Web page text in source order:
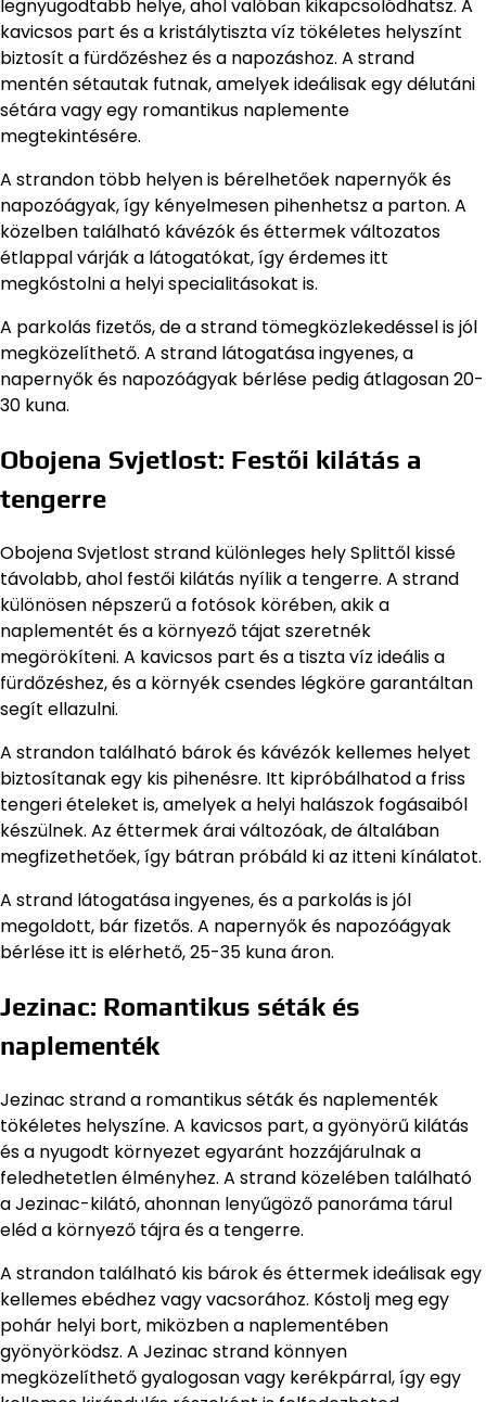
legnyugodtabb helye, ahol valóban kikapcsolódhatsz. A
kavicsos part és a kristálytiszta víz tökéletes helyszínt
biztosít a fürdőzéshez és a napozáshoz. A strand
mentén sétautak futnak, amelyek ideálisak egy délutáni
sétára vagy egy romantikus naplemente
megtekintésére.
A strandon több helyen is bérelhetőek napernyők és
napozóágyak, így kényelmesen pihenhetsz a parton. A
közelben található kávézók és éttermek változatos
étlappal várják a látogatókat, így érdemes itt
megkóstolni a helyi specialitásokat is.
A parkolás fizetős, de a strand tömegközlekedéssel is jól
megközelíthető. A strand látogatása ingyenes, a
napernyők és napozóágyak bérlése pedig átlagosan 20-
30 kuna.
Obojena Svjetlost: Festői kilátás a
tengerre
Obojena Svjetlost strand különleges hely Splittől kissé
távolabb, ahol festői kilátás nyílik a tengerre. A strand
különösen népszerű a fotósok körében, akik a
naplementét és a környező tájat szeretnék
megörökíteni. A kavicsos part és a tiszta víz ideális a
fürdőzéshez, és a környék csendes légköre garantáltan
segít ellazulni.
A strandon található bárok és kávézók kellemes helyet
biztosítanak egy kis pihenésre. Itt kipróbálhatod a friss
tengeri ételeket is, amelyek a helyi halászok fogásaiból
készülnek. Az éttermek árai változóak, de általában
megfizethetőek, így bátran próbáld ki az itteni kínálatot.
A strand látogatása ingyenes, és a parkolás is jól
megoldott, bár fizetős. A napernyők és napozóágyak
bérlése itt is elérhető, 25-35 kuna áron.
Jezinac: Romantikus séták és
naplementék
Jezinac strand a romantikus séták és naplementék
tökéletes helyszíne. A kavicsos part, a gyönyörű kilátás
és a nyugodt környezet egyaránt hozzájárulnak a
feledhetetlen élményhez. A strand közelében található
a Jezinac-kilátó, ahonnan lenyűgöző panoráma tárul
eléd a környező tájra és a tengerre.
A strandon található kis bárok és éttermek ideálisak egy
kellemes ebédhez vagy vacsorához. Kóstolj meg egy
pohár helyi bort, miközben a naplementében
gyönyörködsz. A Jezinac strand könnyen
megközelíthető gyalogosan vagy kerékpárral, így egy